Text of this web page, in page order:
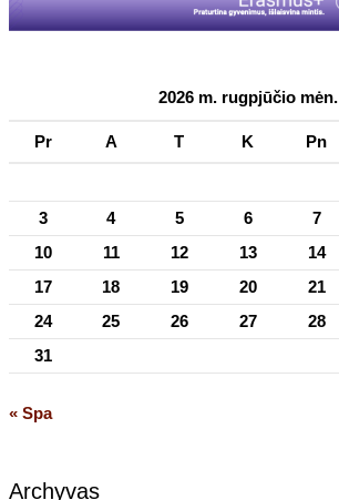
2026 m. rugpjūčio mėn.
Pr A T K Pn
3
4 5 6 7
10
11 12 13 14
17
18 19 20 21
24
25 26 27 28
31
« Spa
Archyvas